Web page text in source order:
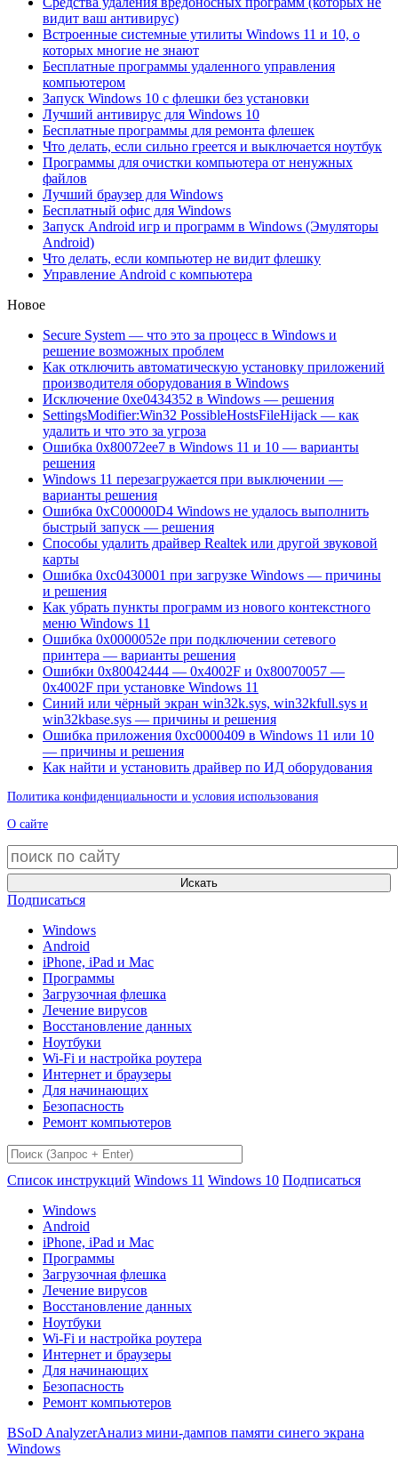
видит ваш антивирус)
Встроенные системные утилиты Windows 11 и 10, о
которых многие не знают
Бесплатные программы удаленного управления
компьютером
Запуск Windows 10 с флешки без установки
Лучший антивирус для Windows 10
Бесплатные программы для ремонта флешек
Что делать, если сильно греется и выключается ноутбук
Программы для очистки компьютера от ненужных
файлов
Лучший браузер для Windows
Бесплатный офис для Windows
Запуск Android игр и программ в Windows (Эмуляторы
Android)
Что делать, если компьютер не видит флешку
Управление Android с компьютера
Новое
Secure System — что это за процесс в Windows и
решение возможных проблем
Как отключить автоматическую установку приложений
производителя оборудования в Windows
Исключение 0xe0434352 в Windows — решения
SettingsModifier:Win32 PossibleHostsFileHijack — как
удалить и что это за угроза
Ошибка 0x80072ee7 в Windows 11 и 10 — варианты
решения
Windows 11 перезагружается при выключении —
варианты решения
Ошибка 0xC00000D4 Windows не удалось выполнить
быстрый запуск — решения
Способы удалить драйвер Realtek или другой звуковой
карты
Ошибка 0xc0430001 при загрузке Windows — причины
и решения
Как убрать пункты программ из нового контекстного
меню Windows 11
Ошибка 0x0000052e при подключении сетевого
принтера — варианты решения
Ошибки 0x80042444 — 0x4002F и 0x80070057 —
0x4002F при установке Windows 11
Синий или чёрный экран win32k.sys, win32kfull.sys и
win32kbase.sys — причины и решения
Ошибка приложения 0xc0000409 в Windows 11 или 10
— причины и решения
Как найти и установить драйвер по ИД оборудования
Политика конфиденциальности и условия использования
О сайте
Искать
Подписаться
Windows
Android
iPhone, iPad и Mac
Программы
Загрузочная флешка
Лечение вирусов
Восстановление данных
Ноутбуки
Wi-Fi и настройка роутера
Интернет и браузеры
Для начинающих
Безопасность
Ремонт компьютеров
Список инструкций Windows 11 Windows 10 Подписаться
Windows
Android
iPhone, iPad и Mac
Программы
Загрузочная флешка
Лечение вирусов
Восстановление данных
Ноутбуки
Wi-Fi и настройка роутера
Интернет и браузеры
Для начинающих
Безопасность
Ремонт компьютеров
BSoD AnalyzerАнализ мини-дампов памяти синего экрана
Windows